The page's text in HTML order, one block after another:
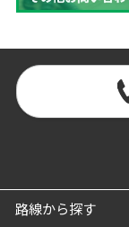
路線から探す